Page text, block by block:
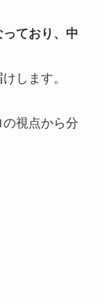
ており、中
します。
視点から分